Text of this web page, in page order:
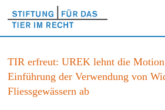
TIR erfreut: UREK lehnt die
Einführung der Verwendung von
Fliessgewässern ab